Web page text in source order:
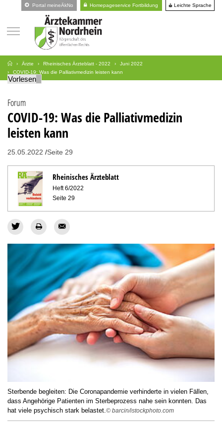
Portal meineÄkNo Homepageservice Fortbildung Leichte Sprache
Ärzte Rheinisches Ärzteblatt - 2022
Juni 2022
COVID-19: Was die Palliativmedizin leisten kann
Vorlesen
Forum
COVID-19: Was die Palliativmedizin
leisten kann
25.05.2022 Seite 29
Rheinisches Ärzteblatt
Heft 6/2022
Seite 29
Sterbende begleiten: Die Coronapandemie verhinderte in vielen Fällen,
dass Angehörige Patienten im Sterbeprozess nahe sein konnten. Das
hat viele psychisch stark belastet.© barcin/istockphoto.com